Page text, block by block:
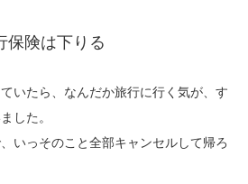
保険は下りる
いたら、なんだか旅行に行く気が、す
した。
いっそのこと全部キャンセルして帰ろ